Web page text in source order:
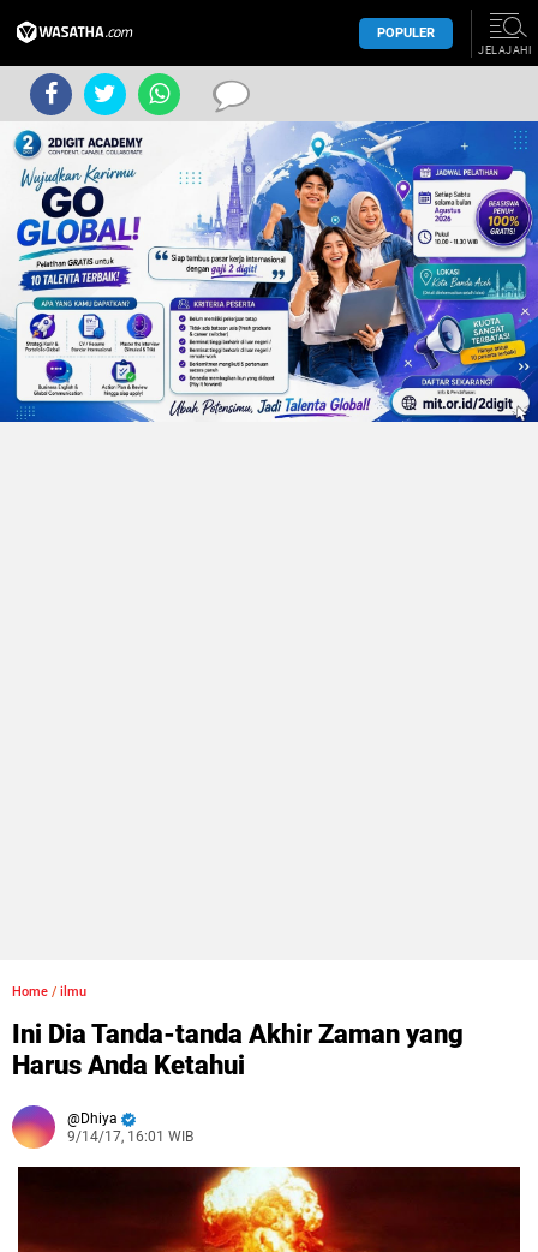
POPULER
JELAJAHI
Home / ilmu
Ini Dia Tanda-tanda Akhir Zaman yang
Harus Anda Ketahui
Dhiya
9/14/17, 16:01 WIB